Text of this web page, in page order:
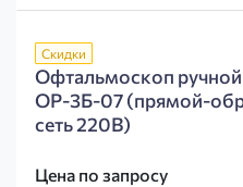
Скидки
Офтальмоскоп
ОР-3Б-07 (прямой-
сеть 220В)
Цена по запросу